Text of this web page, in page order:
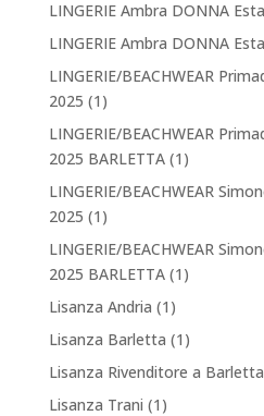
LINGERIE Ambra DONNA
LINGERIE Ambra DONNA
LINGERIE/BEACHWEAR
2025 (1)
LINGERIE/BEACHWEAR
2025 BARLETTA(1)
LINGERIE/BEACHWEAR
2025 (1)
LINGERIE/BEACHWEAR
2025 BARLETTA(1)
Lisanza Andria (1)
Lisanza Barletta (1)
Lisanza Rivenditore a Barletta
Lisanza Trani (1)